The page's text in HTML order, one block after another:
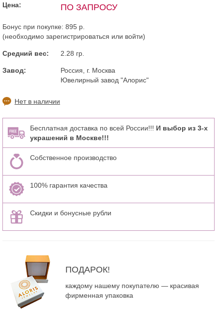
Цена: ПО ЗАПРОСУ
Бонус при покупке: 895 р.
(необходимо зарегистрироваться или войти)
Средний вес: 2.28 гр.
Завод:
Россия, г. Москва
Ювелирный завод "Алорис"
Нет в наличии
Бесплатная доставка по всей России!!! И выбор из 3-х
украшений в Москве!!!
Собственное производство
100% гарантия качества
Скидки и бонусные рубли
ПОДАРОК!
каждому нашему покупателю — красивая
фирменная упаковка